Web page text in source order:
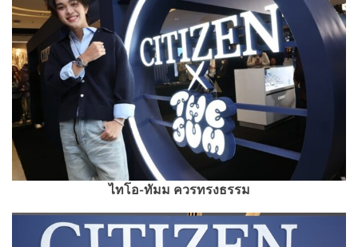
ไทโอ-ทัมม ควรทรงธรรม